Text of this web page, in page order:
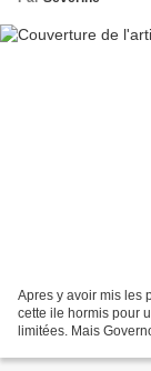
Apres y avoir mis les
cette ile hormis pour
limitées. Mais